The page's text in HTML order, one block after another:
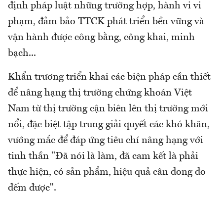
định pháp luật những trường hợp, hành vi vi
phạm, đảm bảo TTCK phát triển bền vững và
vận hành được công bằng, công khai, minh
bạch...
Khẩn trương triển khai các biện pháp cần thiết
để nâng hạng thị trường chứng khoán Việt
Nam từ thị trường cận biên lên thị trường mới
nổi, đặc biệt tập trung giải quyết các khó khăn,
vướng mắc để đáp ứng tiêu chí nâng hạng với
tinh thần "Đã nói là làm, đã cam kết là phải
thực hiện, có sản phẩm, hiệu quả cân đong đo
đếm được".